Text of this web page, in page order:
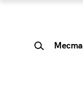
Места